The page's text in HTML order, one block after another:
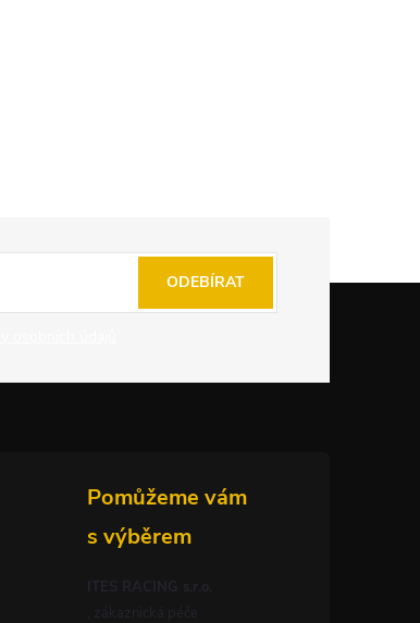
ODEBÍRAT
ITES RACING s.r.o.